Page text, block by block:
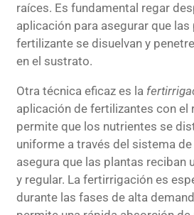
raíces. Es fundamental regar
aplicación para asegurar que
fertilizante se disuelvan y
en el sustrato.
Otra técnica eficaz es la
aplicación de fertilizantes con el
permite que los nutrientes se
uniforme a través del sistema
asegura que las plantas reciban
y regular. La fertirrigación es
durante las fases de alta